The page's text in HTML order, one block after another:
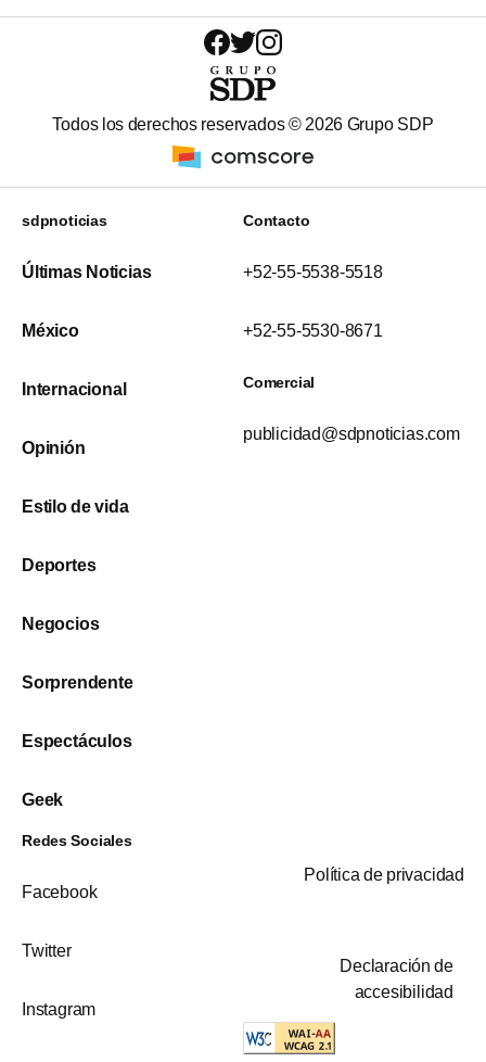
Todos los derechos reservados © 2026 Grupo SDP
sdpnoticias
Últimas Noticias
México
Internacional
Opinión
Estilo de vida
Deportes
Negocios
Sorprendente
Espectáculos
Geek
Contacto
+52-55-5538-5518
+52-55-5530-8671
Comercial
publicidad@sdpnoticias.com
Redes Sociales
Facebook
Twitter
Instagram
Política de privacidad
Declaración de
accesibilidad